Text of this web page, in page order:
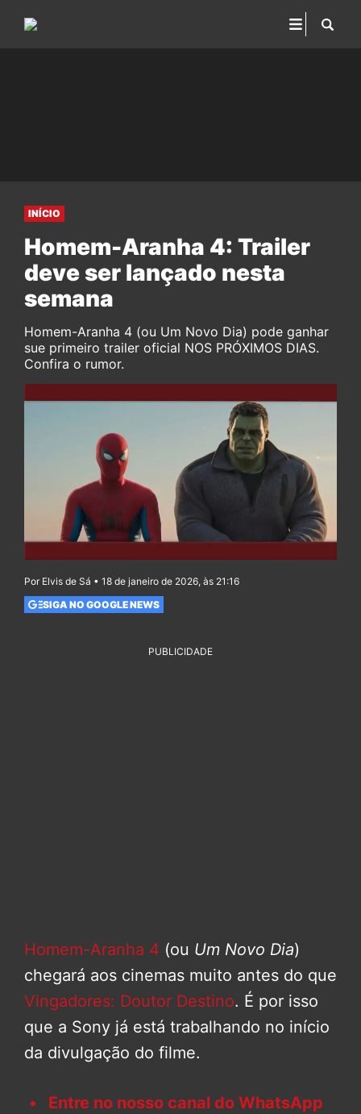
INÍCIO
Homem-Aranha 4: Trailer
deve ser lançado nesta
semana
Homem-Aranha 4 (ou Um Novo Dia) pode ganhar
sue primeiro trailer oficial NOS PRÓXIMOS DIAS.
Confira o rumor.
Por Elvis de Sá • 18 de janeiro de 2026, às 21:16
SIGA NO GOOGLE NEWS
PUBLICIDADE
Homem-Aranha 4 (ou Um Novo Dia)
chegará aos cinemas muito antes do que
Vingadores: Doutor Destino. É por isso
que a Sony já está trabalhando no início
da divulgação do filme.
Entre no nosso canal do WhatsApp